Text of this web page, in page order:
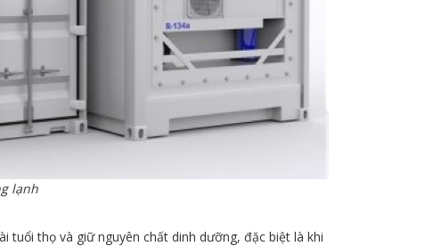
lạnh
tuổi thọ và giữ nguyên chất dinh dưỡng, đặc biệt là khi